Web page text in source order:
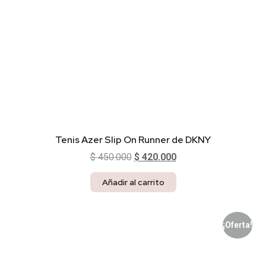
Tenis Azer Slip On Runner de DKNY
$450.000 $420.000
Añadir al carrito
¡Oferta!